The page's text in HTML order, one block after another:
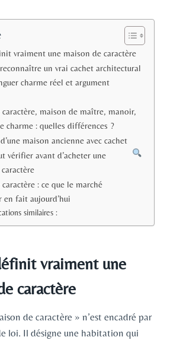
vraiment une maison de caractère
un vrai cachet architectural
charme réel et argument
maison de maître, manoir,
charme : quelles différences ?
maison ancienne avec cachet
vérifier avant d’acheter une
: ce que le marché
fait aujourd’hui
similaires :
vraiment une
caractère
de caractère » n’est encadré par
loi. Il désigne une habitation qui